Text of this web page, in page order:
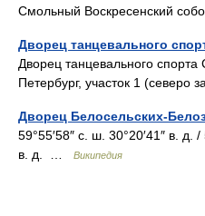
Смольный Воскресенский
Дворец танцевального
Дворец танцевального
Петербург, участок 1
Дворец Белосельских-
59°55′58″ с. ш. 30°20′41″ в.
в. д. …
Википедия